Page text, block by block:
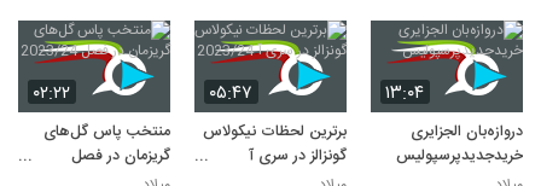
۱۳:۰۴
دروازه‌بان الجزایری
خریدجدیدپرسپولیس
۰۵:۴۷
برترین لحظات نیکولاس
گونزالز در سری آ
2023/24
۰۲:۲۲
منتخب پاس گل‌های
گریزمان در فصل
2023/24